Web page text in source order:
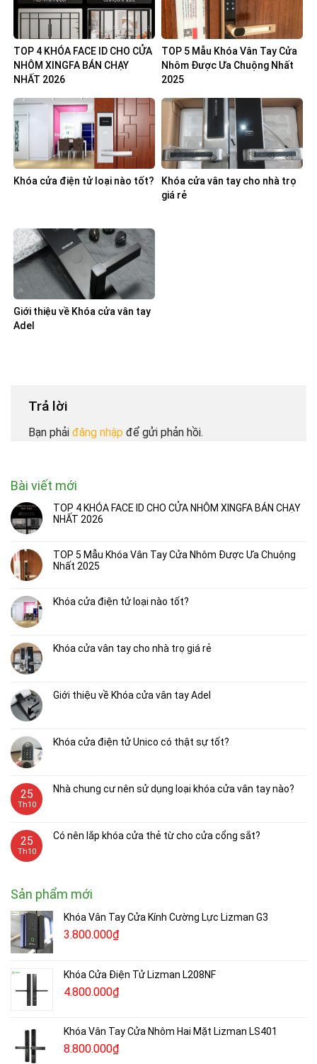
TOP 4 KHÓA FACE ID CHO CỬA
NHÔM XINGFA BÁN CHẠY
NHẤT 2026
TOP 5 Mẫu Khóa Vân Tay Cửa
Nhôm Được Ưa Chuộng Nhất
2025
Khóa cửa điện tử loại nào tốt?
Khóa cửa vân tay cho nhà trọ
giá rẻ
Giới thiệu về Khóa cửa vân tay
Adel
Trả lời
Bạn phải đăng nhập để gửi phản hồi.
Bài viết mới
TOP 4 KHÓA FACE ID CHO CỬA NHÔM XINGFA BÁN CHẠY
NHẤT 2026
TOP 5 Mẫu Khóa Vân Tay Cửa Nhôm Được Ưa Chuộng
Nhất 2025
Khóa cửa điện tử loại nào tốt?
Khóa cửa vân tay cho nhà trọ giá rẻ
Giới thiệu về Khóa cửa vân tay Adel
Khóa cửa điện tử Unico có thật sự tốt?
25
Th10
Nhà chung cư nên sử dụng loại khóa cửa vân tay nào?
25
Th10
Có nên lắp khóa cửa thẻ từ cho cửa cổng sắt?
Sản phẩm mới
Khóa Vân Tay Cửa Kính Cường Lực Lizman G3
3.800.000₫
Khóa Cửa Điện Tử Lizman L208NF
4.800.000₫
Khóa Vân Tay Cửa Nhôm Hai Mặt Lizman LS401
8.800.000₫